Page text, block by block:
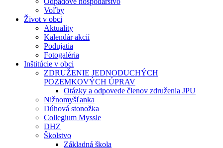
Voľby
Život v obci
Aktuality
Kalendár akcií
Podujatia
Fotogaléria
Inštitúcie v obci
ZDRUŽENIE JEDNODUCHÝCH
POZEMKOVÝCH ÚPRAV
Otázky a odpovede členov združenia JPU
Nižnomyšľanka
Dúhová stonožka
Collegium Myssle
DHZ
Školstvo
Základná škola